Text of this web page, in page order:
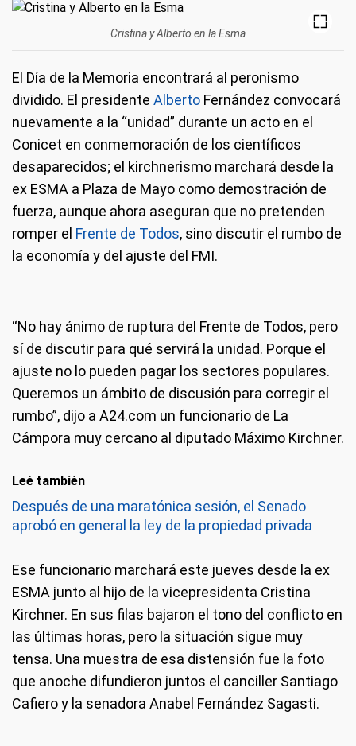
Cristina y Alberto en la Esma
El Día de la Memoria encontrará al peronismo
dividido. El presidente Alberto Fernández convocará
nuevamente a la “unidad” durante un acto en el
Conicet en conmemoración de los científicos
desaparecidos; el kirchnerismo marchará desde la
ex ESMA a Plaza de Mayo como demostración de
fuerza, aunque ahora aseguran que no pretenden
romper el Frente de Todos, sino discutir el rumbo de
la economía y del ajuste del FMI.
“No hay ánimo de ruptura del Frente de Todos, pero
sí de discutir para qué servirá la unidad. Porque el
ajuste no lo pueden pagar los sectores populares.
Queremos un ámbito de discusión para corregir el
rumbo”, dijo a A24.com un funcionario de La
Cámpora muy cercano al diputado Máximo Kirchner.
Leé también
Después de una maratónica sesión, el Senado
aprobó en general la ley de la propiedad privada
Ese funcionario marchará este jueves desde la ex
ESMA junto al hijo de la vicepresidenta Cristina
Kirchner. En sus filas bajaron el tono del conflicto en
las últimas horas, pero la situación sigue muy
tensa. Una muestra de esa distensión fue la foto
que anoche difundieron juntos el canciller Santiago
Cafiero y la senadora Anabel Fernández Sagasti.